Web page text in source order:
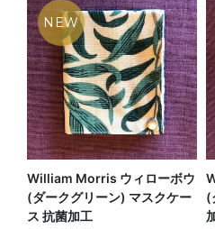
NEW
William Morris ウィローボウ
(ダークグリーン) マスクケー
ス 抗菌加工
(